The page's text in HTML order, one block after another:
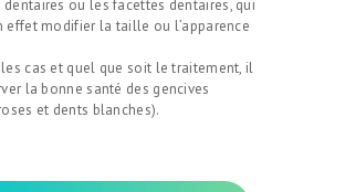
dentaires ou les facettes dentaires, qui
effet modifier la taille ou l’apparence
cas et quel que soit le traitement, il
la bonne santé des gencives
et dents blanches).